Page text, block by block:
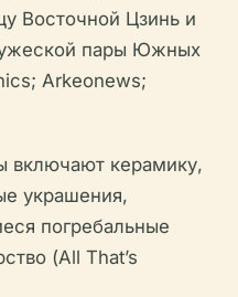
Восточной Цзинь и
пары Южных
Arkeonews;
включают керамику,
украшения,
погребальные
(All That’s